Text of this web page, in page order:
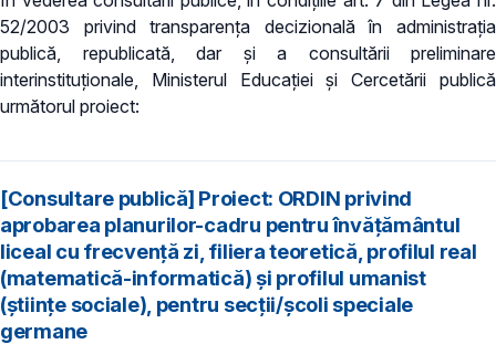
52/2003 privind transparenţa decizională în administraţia
publică, republicată, dar și a consultării preliminare
interinstituționale, Ministerul Educaţiei și Cercetării publică
următorul proiect:
[Consultare publică] Proiect: ORDIN privind
aprobarea planurilor-cadru pentru învățământul
liceal cu frecvență zi, filiera teoretică, profilul real
(matematică-informatică) și profilul umanist
(științe sociale), pentru secții/școli speciale
germane